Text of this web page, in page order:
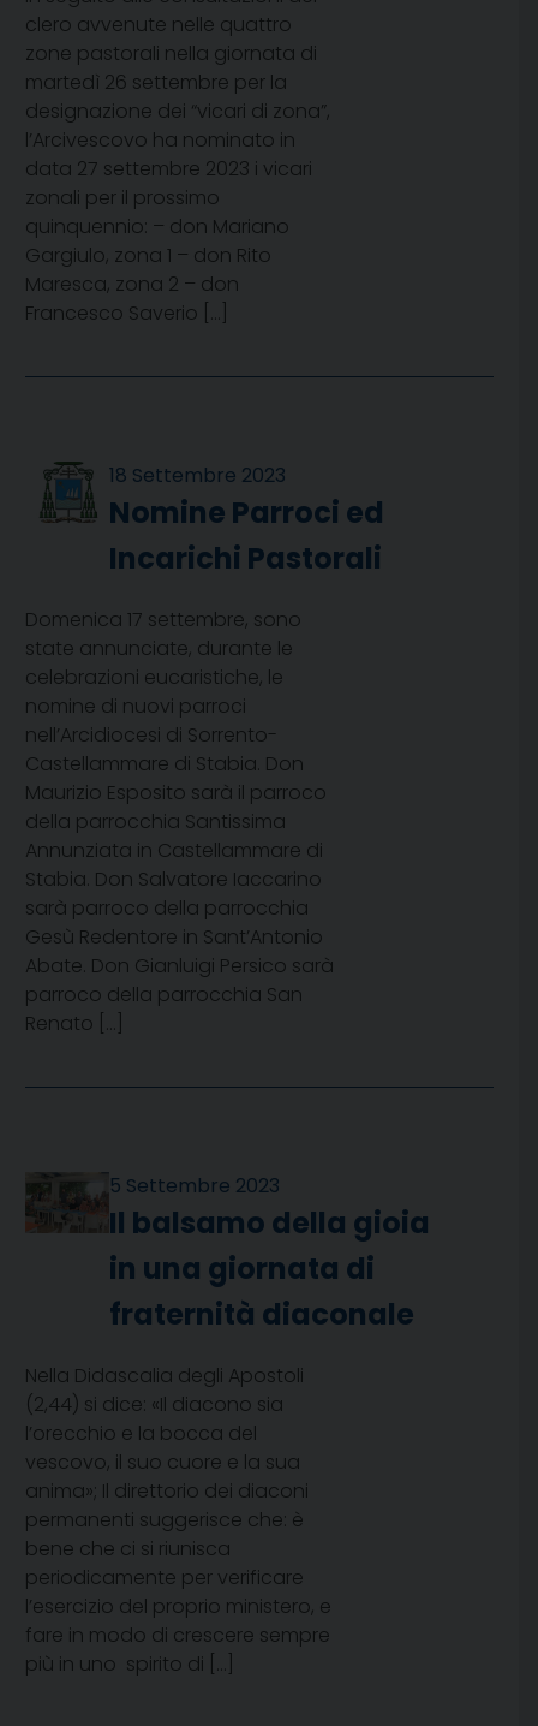
clero avvenute nelle quattro
zone pastorali nella giornata di
martedì 26 settembre per la
designazione dei “vicari di zona”,
l’Arcivescovo ha nominato in
data 27 settembre 2023 i vicari
zonali per il prossimo
quinquennio: – don Mariano
Gargiulo, zona 1 – don Rito
Maresca, zona 2 – don
Francesco Saverio […]
18 Settembre 2023
Nomine Parroci ed
Incarichi Pastorali
Domenica 17 settembre, sono
state annunciate, durante le
celebrazioni eucaristiche, le
nomine di nuovi parroci
nell’Arcidiocesi di Sorrento-
Castellammare di Stabia. Don
Maurizio Esposito sarà il parroco
della parrocchia Santissima
Annunziata in Castellammare di
Stabia. Don Salvatore Iaccarino
sarà parroco della parrocchia
Gesù Redentore in Sant’Antonio
Abate. Don Gianluigi Persico sarà
parroco della parrocchia San
Renato […]
5 Settembre 2023
Il balsamo della gioia
in una giornata di
fraternità diaconale
Nella Didascalia degli Apostoli
(2,44) si dice: «Il diacono sia
l’orecchio e la bocca del
vescovo, il suo cuore e la sua
anima»; Il direttorio dei diaconi
permanenti suggerisce che: è
bene che ci si riunisca
periodicamente per verificare
l’esercizio del proprio ministero, e
fare in modo di crescere sempre
più in uno spirito di […]